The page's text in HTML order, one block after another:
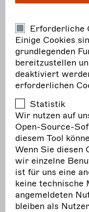
mehr erfahren
Hier erfahren Sie
Prüfschema:
Wann entsteht die
Pflichtangaben
Reverse Charge
Austausch,
Zuschüsse
Erforderliche
Einige Cookies
grundlegenden
bereitzustellen
deaktiviert
erforderlichen
Statistik
Wir nutzen auf
Open-Source-
diesem Tool
Wenn Sie diesen
wir einzelne
ist für uns eine
keine technische
angemeldeten
bleiben als